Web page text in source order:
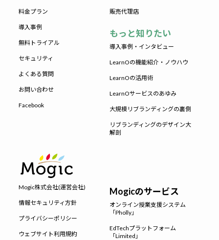
料金プラン
導入事例
無料トライアル
セキュリティ
よくある質問
お問い合わせ
Facebook
販売代理店
もっと知りたい
導入事例・インタビュー
LearnOの機能紹介・ノウハウ
LearnOの活用術
LearnOサービスのあゆみ
大規模リブランディングの裏側
リブランディングのデザイン大
解剖
Mogic株式会社(運営会社)
情報セキュリティ方針
プライバシーポリシー
ウェブサイト利用規約
Mogicのサービス
オンライン授業支援システム
「Pholly」
EdTechプラットフォーム
「Limited」